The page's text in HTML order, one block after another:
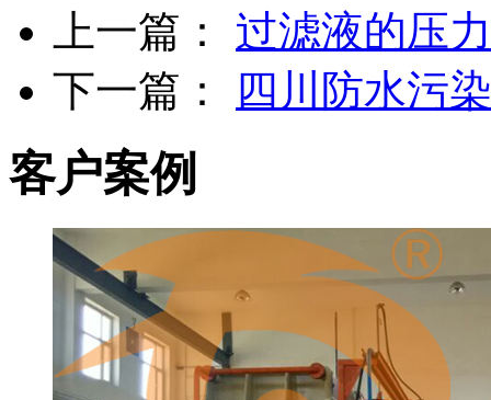
上一篇： 过滤液的压
下一篇：
四川防水污
客户案例